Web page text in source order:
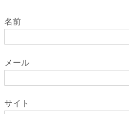
名前
メール
サイト